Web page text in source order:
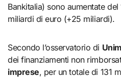
Bankitalia) sono aumentate
miliardi di euro (+25 miliardi).
Secondo l’osservatorio di
dei finanziamenti non
imprese, per un totale di 131